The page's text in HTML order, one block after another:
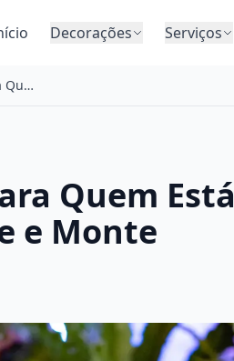
Decorações Serviços
20 Itens Essenciais para Quem Está Começando no Pegue e Monte
Quem Está
e Monte